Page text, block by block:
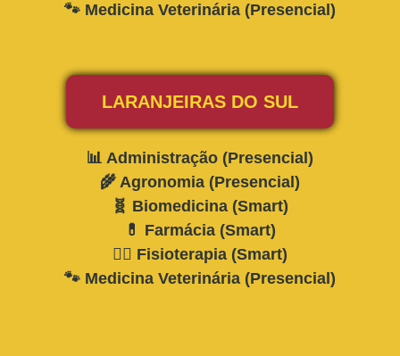
🐾 Medicina Veterinária (Presencial)
LARANJEIRAS DO SUL
📊 Administração (Presencial)
🌾 Agronomia (Presencial)
🧬 Biomedicina (Smart)
💊 Farmácia (Smart)
🧎‍♂️ Fisioterapia (Smart)
🐾 Medicina Veterinária (Presencial)